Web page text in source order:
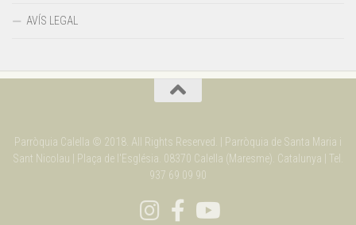
AVÍS LEGAL
Parròquia Calella © 2018. All Rights Reserved. | Parròquia de Santa Maria i
Sant Nicolau | Plaça de l'Església. 08370 Calella (Maresme). Catalunya | Tel.
937 69 09 90